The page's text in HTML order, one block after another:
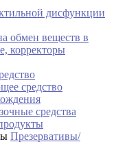
дисфункции
обмен веществ в
корректоры
средство
средства
Презервативы/